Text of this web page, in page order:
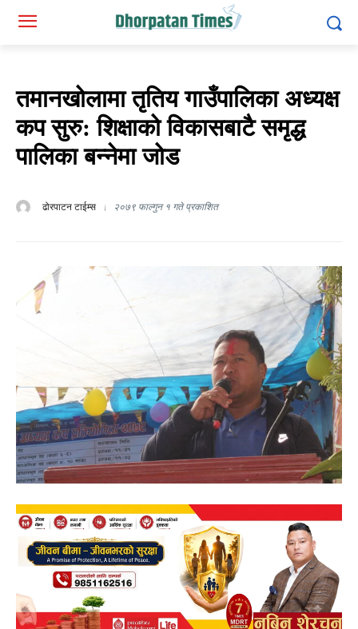
तमानखोलामा तृतिय गाउँपालिका अध्यक्ष
कप सुरु: शिक्षाको विकासबाटै समृद्ध
पालिका बन्नेमा जोड
ढोरपाटन टाईम्स २०७९ फाल्गुन १ गते प्रकाशित